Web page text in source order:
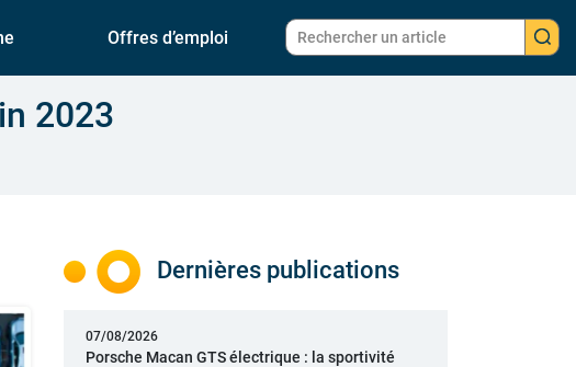
Offres d’emploi
2023
Dernières publications
07/08/2026
Porsche Macan GTS électrique : la sportivité